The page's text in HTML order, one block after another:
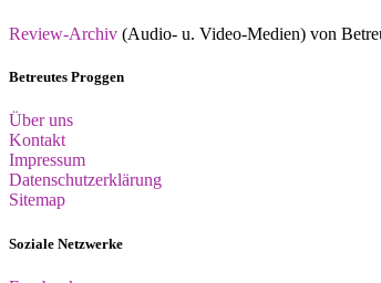
Review-Archiv (Audio- u. Video-Medien) von
Betreutes Proggen
Über uns
Kontakt
Impressum
Datenschutzerklärung
Sitemap
Soziale Netzwerke